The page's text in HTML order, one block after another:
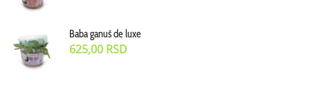
Baba ganuš de luxe
625,00 RSD